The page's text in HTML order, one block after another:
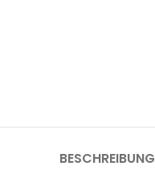
BESCHREIBUNG